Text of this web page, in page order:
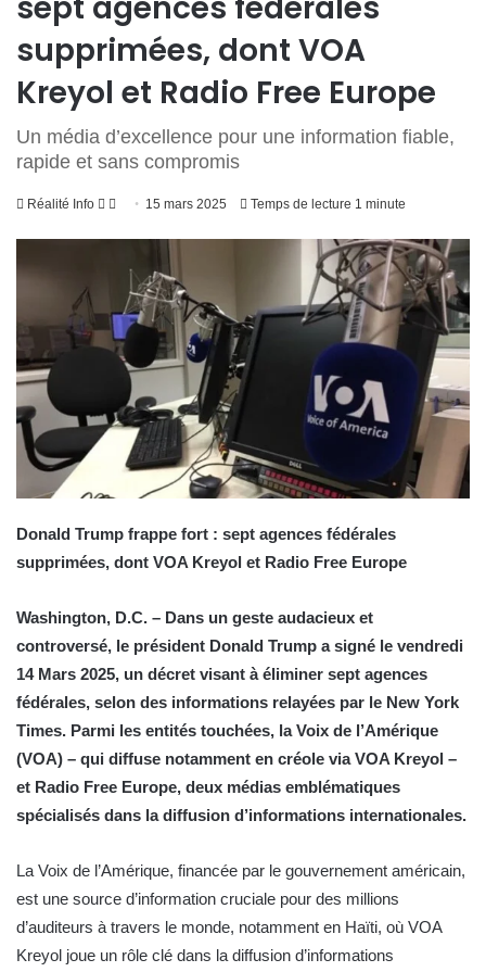
supprimées, dont VOA
Kreyol et Radio Free Europe
Un média d’excellence pour une information fiable,
rapide et sans compromis
Réalité Info
SuivreEnvoyer15 mars 2025 Temps de lecture 1 minute
Donald Trump frappe fort : sept agences fédérales
supprimées, dont VOA Kreyol et Radio Free Europe
Washington, D.C. – Dans un geste audacieux et
controversé, le président Donald Trump a signé le vendredi
14 Mars 2025, un décret visant à éliminer sept agences
fédérales, selon des informations relayées par le New York
Times. Parmi les entités touchées, la Voix de l’Amérique
(VOA) – qui diffuse notamment en créole via VOA Kreyol –
et Radio Free Europe, deux médias emblématiques
spécialisés dans la diffusion d’informations internationales.
La Voix de l’Amérique, financée par le gouvernement américain,
est une source d’information cruciale pour des millions
d’auditeurs à travers le monde, notamment en Haïti, où VOA
Kreyol joue un rôle clé dans la diffusion d’informations